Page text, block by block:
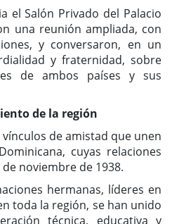
el Salón Privado del Palacio
una reunión ampliada, con
y conversaron, en un
y fraternidad, sobre
de ambos países y sus
de la región
de amistad que unen
cuyas relaciones
noviembre de 1938.
hermanas, líderes en
toda la región, se han unido
técnica, educativa y